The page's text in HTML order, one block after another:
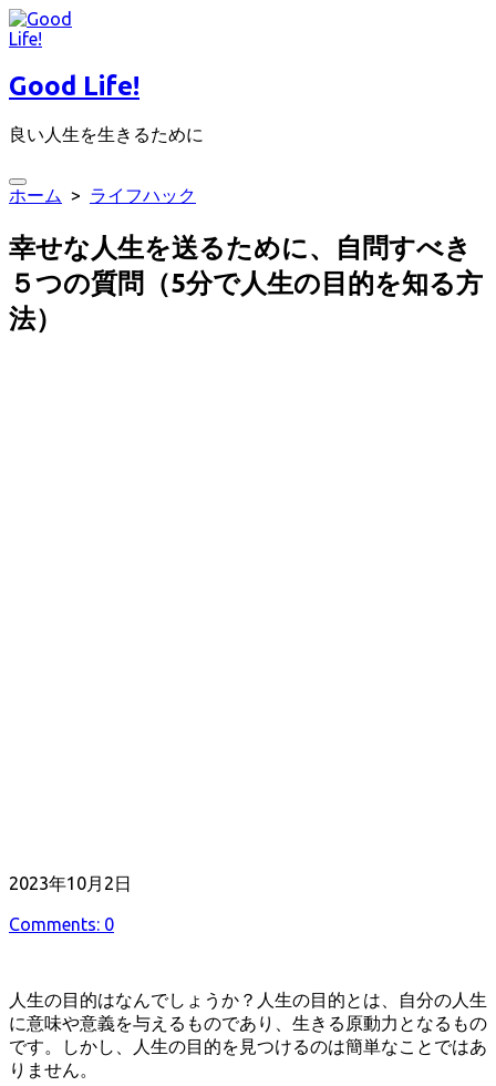
コ
ン
ン
へ
キ
ッ
Good Life!
良い人生を生きるために
検
り
替
え
ホーム > ライフハック
幸せな人生を送るために、自問すべき
５つの質問（5分で人生の目的を知る方
法）
公
日
2023年10月2日
Comments: 0
人生の目的はなんでしょうか？人生の目的とは、自分の人生
に意味や意義を与えるものであり、生きる原動力となるもの
です。しかし、人生の目的を見つけるのは簡単なことではあ
りません。